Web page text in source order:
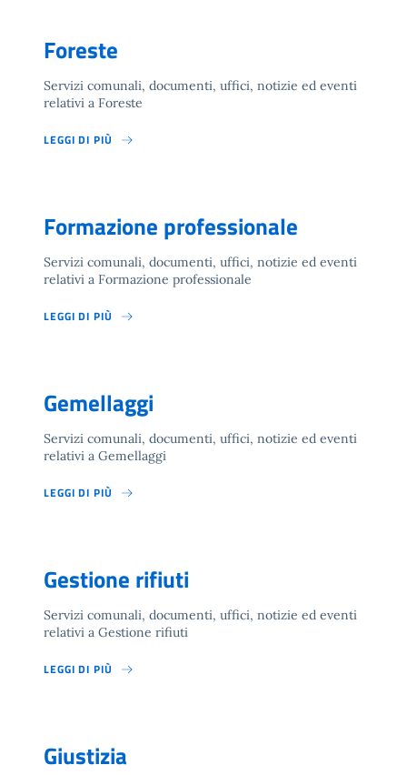
Foreste
Servizi comunali, documenti, uffici, notizie ed eventi
relativi a Foreste
LEGGI DI PIÙ
Formazione professionale
Servizi comunali, documenti, uffici, notizie ed eventi
relativi a Formazione professionale
LEGGI DI PIÙ
Gemellaggi
Servizi comunali, documenti, uffici, notizie ed eventi
relativi a Gemellaggi
LEGGI DI PIÙ
Gestione rifiuti
Servizi comunali, documenti, uffici, notizie ed eventi
relativi a Gestione rifiuti
LEGGI DI PIÙ
Giustizia